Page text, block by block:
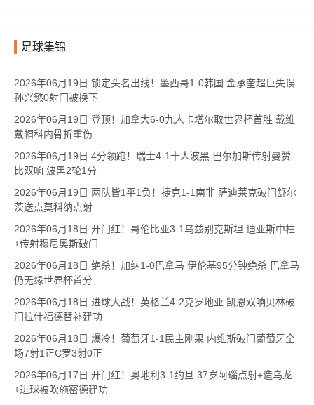
足球集锦
2026年06月19日 锁定头名出线！墨西哥1-0韩国 金承奎超巨失误
孙兴慜0射门被换下
2026年06月19日 登顶！加拿大6-0九人卡塔尔取世界杯首胜 戴维
戴帽科内骨折重伤
2026年06月19日 4分领跑！瑞士4-1十人波黑 巴尔加斯传射曼赞
比双响 波黑2轮1分
2026年06月19日 两队皆1平1负！捷克1-1南非 萨迪莱克破门舒尔
茨送点莫科纳点射
2026年06月18日 开门红！哥伦比亚3-1乌兹别克斯坦 迪亚斯中柱
+传射穆尼奥斯破门
2026年06月18日 绝杀！加纳1-0巴拿马 伊伦基95分钟绝杀 巴拿马
仍无缘世界杯首分
2026年06月18日 进球大战！英格兰4-2克罗地亚 凯恩双响贝林破
门拉什福德替补建功
2026年06月18日 爆冷！葡萄牙1-1民主刚果 内维斯破门葡萄牙全
场7射1正C罗3射0正
2026年06月17日 开门红！奥地利3-1约旦 37岁阿瑙点射+造乌龙
+进球被吹施密德建功